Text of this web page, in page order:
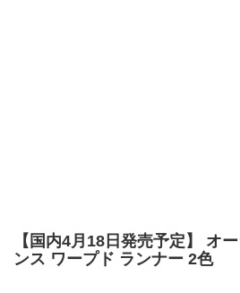
【国内4月18日発売予定】 オ
ンス ワープド ランナー 2色